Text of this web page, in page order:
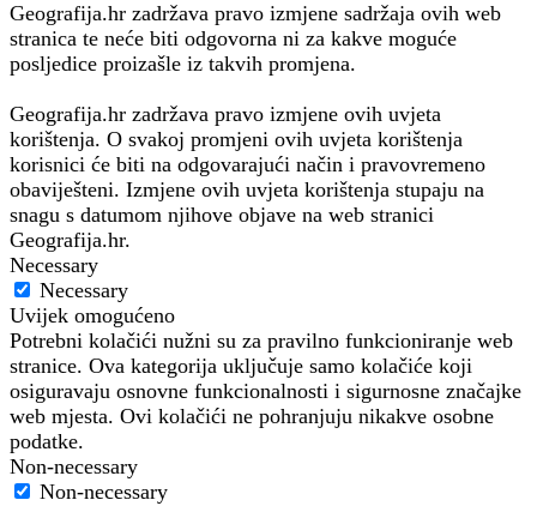
Geografija.hr zadržava pravo izmjene sadržaja ovih web
stranica te neće biti odgovorna ni za kakve moguće
posljedice proizašle iz takvih promjena.
Geografija.hr zadržava pravo izmjene ovih uvjeta
korištenja. O svakoj promjeni ovih uvjeta korištenja
korisnici će biti na odgovarajući način i pravovremeno
obaviješteni. Izmjene ovih uvjeta korištenja stupaju na
snagu s datumom njihove objave na web stranici
Geografija.hr.
Necessary
Necessary
Uvijek omogućeno
Potrebni kolačići nužni su za pravilno funkcioniranje web
stranice. Ova kategorija uključuje samo kolačiće koji
osiguravaju osnovne funkcionalnosti i sigurnosne značajke
web mjesta. Ovi kolačići ne pohranjuju nikakve osobne
podatke.
Non-necessary
Non-necessary